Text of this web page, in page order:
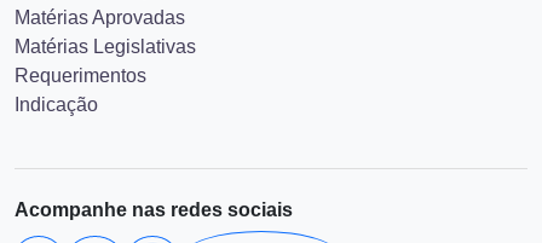
Matérias Aprovadas
Matérias Legislativas
Requerimentos
Indicação
Acompanhe nas redes sociais